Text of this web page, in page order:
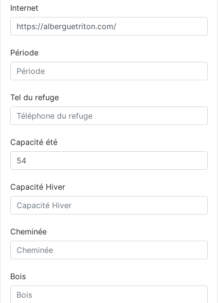
Internet
Période
Tel du refuge
Capacité été
Capacité Hiver
Cheminée
Bois